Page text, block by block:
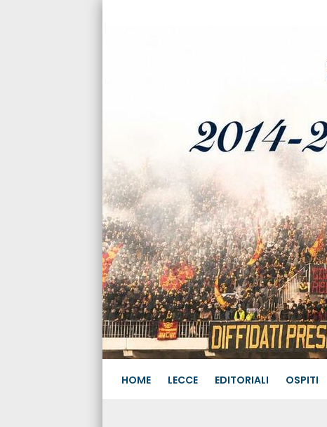
HOME LECCE EDITORIALI OSPITI